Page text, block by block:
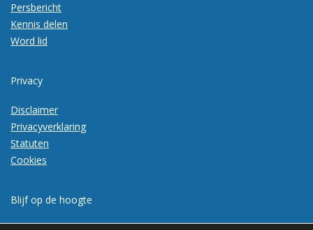
Persbericht
Kennis delen
Word lid
Privacy
Disclaimer
Privacyverklaring
Statuten
Cookies
Blijf op de hoogte